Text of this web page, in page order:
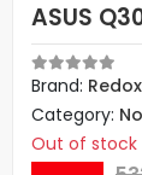
ASUS
Brand: Redox
Category:
Out of stock